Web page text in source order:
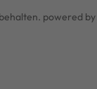
powered by